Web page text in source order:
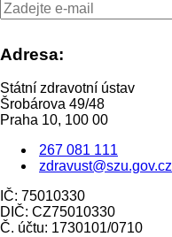
Adresa:
Státní zdravotní ústav
Šrobárova 49/48
Praha 10, 100 00
267 081 111
zdravust@szu.gov.cz
IČ: 75010330
DIČ: CZ75010330
Č. účtu: 1730101/0710